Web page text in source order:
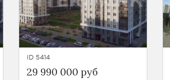
ID 5414
29 990 000 руб